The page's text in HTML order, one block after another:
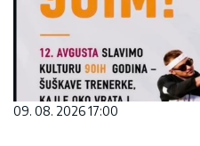
09. 08. 2026 17:00